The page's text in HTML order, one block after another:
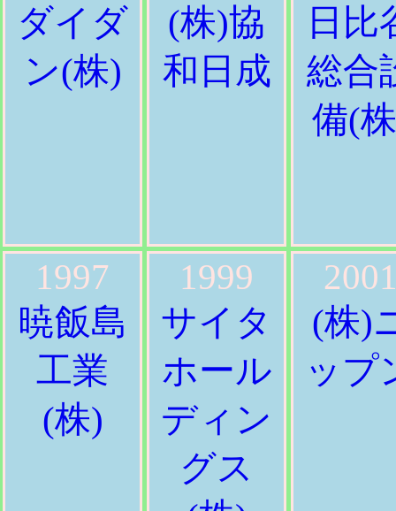
ダイダ
ン(株)
(株)協
和日成
日比
総合
備(
1997
暁飯島
工業
(株)
1999
サイタ
ホール
ディン
グス
(株)
ップ